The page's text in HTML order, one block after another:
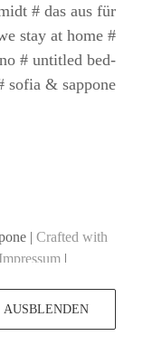
# das aus für
stay at home #
# untitled bed-
sofia & sappone
| Crafted with
Impressum |
AUSBLENDEN